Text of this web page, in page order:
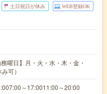
土日祝日が休み WEB登録OK
曜日】月・火・水・木・金・
可）
～17:0011:00～20:00